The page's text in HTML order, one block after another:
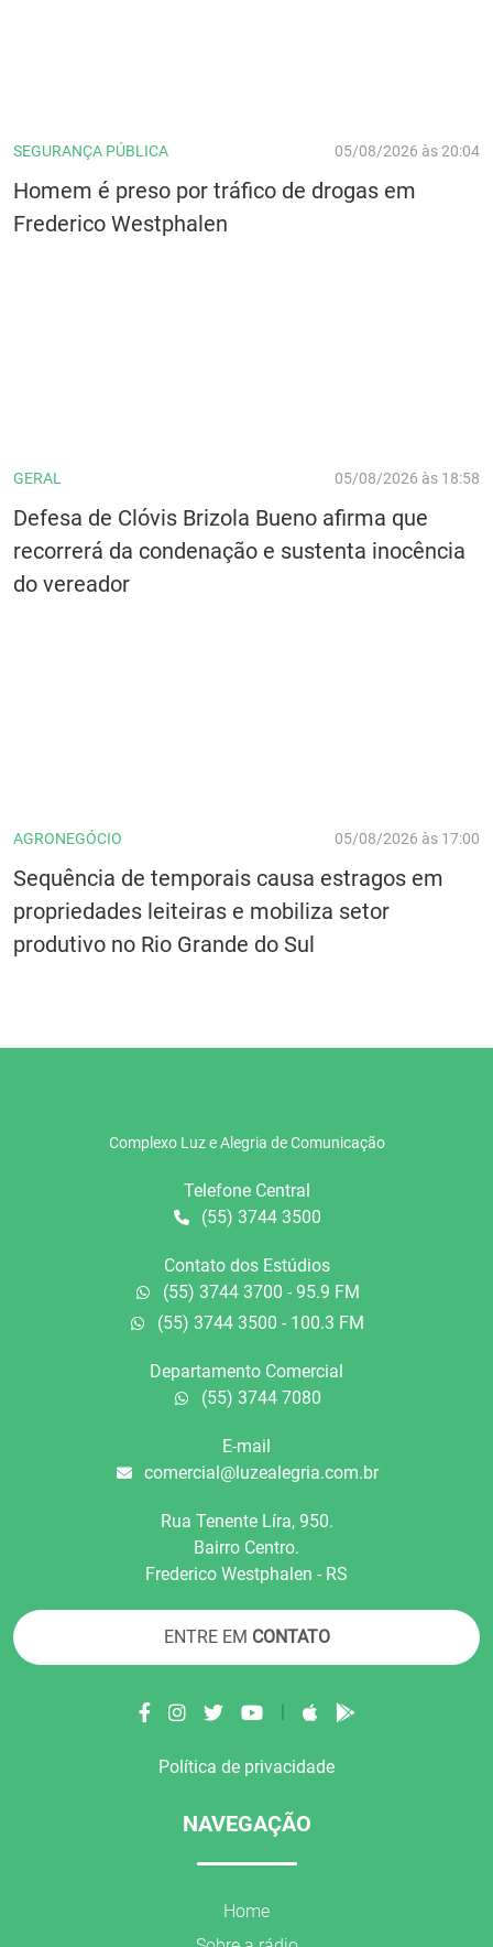
SEGURANÇA PÚBLICA 05/08/2026 às 20:04
Homem é preso por tráfico de drogas em
Frederico Westphalen
GERAL 05/08/2026 às 18:58
Defesa de Clóvis Brizola Bueno afirma que
recorrerá da condenação e sustenta inocência
do vereador
AGRONEGÓCIO 05/08/2026 às 17:00
Sequência de temporais causa estragos em
propriedades leiteiras e mobiliza setor
produtivo no Rio Grande do Sul
Complexo Luz e Alegria de Comunicação
Telefone Central
(55) 3744 3500
Contato dos Estúdios
(55) 3744 3700 - 95.9 FM
(55) 3744 3500 - 100.3 FM
Departamento Comercial
(55) 3744 7080
E-mail
comercial@luzealegria.com.br
Rua Tenente Líra, 950.
Bairro Centro.
Frederico Westphalen - RS
ENTRE EM CONTATO
|
Política de privacidade
NAVEGAÇÃO
Home